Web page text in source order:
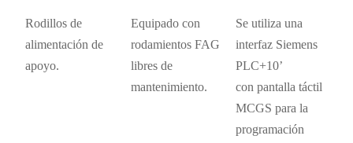
Rodillos de
alimentación de
apoyo.
Equipado con
rodamientos FAG
libres de
mantenimiento.
Se utiliza una
interfaz Siemens
PLC+10’
con pantalla táctil
MCGS para la
programación